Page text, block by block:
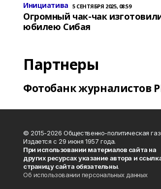
Инициатива 5 СЕНТЯБРЯ 2025, 08:59
Огромный чак-чак
юбилею Сибая
Партнеры
Фотобанк журналистов
© 2015-2026 Общественно-политическая
Издается с 29 июня 1957 года.
При использовании материалов сайта на
других ресурсах указание автора и
страницу сайта обязательны.
Об использовании персональных данных